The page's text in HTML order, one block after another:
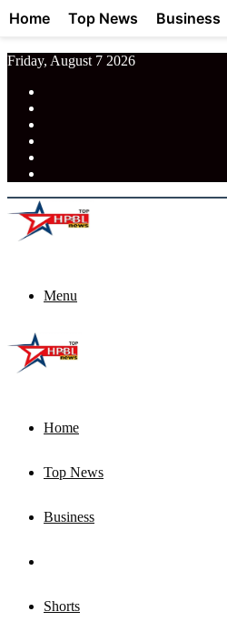
Friday, August 7 2026
Menu
Home
Top News
Business
Shorts
Home Top News Business